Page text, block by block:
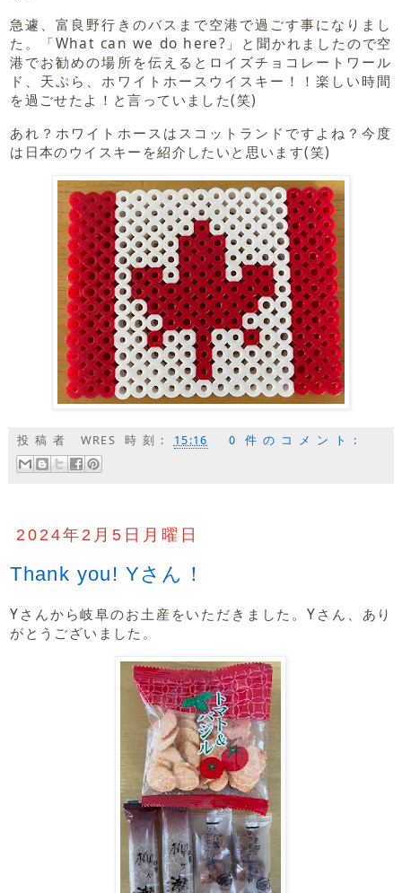
急遽、富良野行きのバスまで空港で過ごす事になりまし
た。「What can we do here?」と聞かれましたので空
港でお勧めの場所を伝えるとロイズチョコレートワール
ド、天ぷら、ホワイトホースウイスキー！！楽しい時間
を過ごせたよ！と言っていました(笑)
あれ？ホワイトホースはスコットランドですよね？今度
は日本のウイスキーを紹介したいと思います(笑)
投稿者 WRES 時刻: 15:16 0 件のコメント:
2024年2月5日月曜日
Thank you! Yさん！
Yさんから岐阜のお土産をいただきました。Yさん、あり
がとうございました。